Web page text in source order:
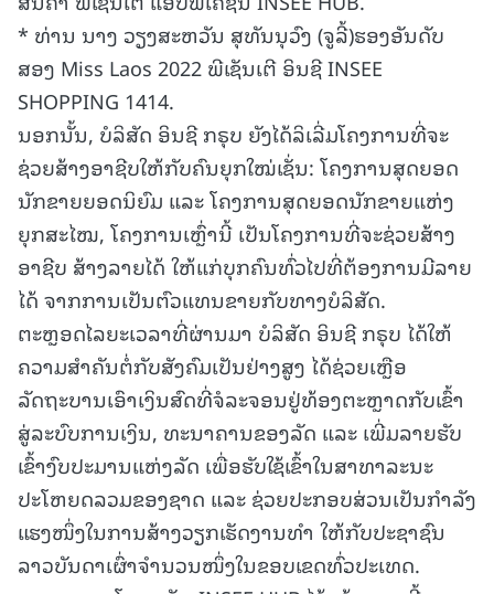
* ທ່ານ ນາງ ວຽງສະຫວັນ ສຸທັນນຸວົງ (ຈູລີ້)ຮອງອັນດັບ
ສອງ Miss Laos 2022 ພີເຊັນເຕີ ອິນຊີ INSEE
SHOPPING 1414.
ນອກນັ້ນ, ບໍລິສັດ ອິນຊີ ກຣຸບ ຍັງໄດ້ລິເລີ່ມໂຄງການທີ່ຈະ
ຊ່ວຍສ້າງອາຊີບໃຫ້ກັບຄົນຍຸກໃໝ່ເຊັ່ນ: ໂຄງການສຸດຍອດ
ນັກຂາຍຍອດນິຍົມ ແລະ ໂຄງການສຸດຍອດນັກຂາຍແຫ່ງ
ຍຸກສະໄໝ, ໂຄງການເຫຼົ່ານີ້ ເປັນໂຄງການທີ່ຈະຊ່ວຍສ້າງ
ອາຊີບ ສ້າງລາຍໄດ້ ໃຫ້ແກ່ບຸກຄົນທົ່ວໄປທີ່ຕ້ອງການມີລາຍ
ໄດ້ ຈາກການເປັນຕົວແທນຂາຍກັບທາງບໍລິສັດ.
ຕະຫຼອດໄລຍະເວລາທີ່ຜ່ານມາ ບໍລິສັດ ອິນຊີ ກຣຸບ ໄດ້ໃຫ້
ຄວາມສຳຄັນຕໍ່ກັບສັງຄົມເປັນຢ່າງສູງ ໄດ້ຊ່ວຍເຫຼືອ
ລັດຖະບານເອົາເງິນສົດທີ່ຈໍລະຈອນຢູ່ທ້ອງຕະຫຼາດກັບເຂົ້າ
ສູ່ລະບົບການເງິນ, ທະນາຄານຂອງລັດ ແລະ ເພີ່ມລາຍຮັບ
ເຂົ້າງົບປະມານແຫ່ງລັດ ເພື່ອຮັບໃຊ້ເຂົ້າໃນສາທາລະນະ
ປະໂຫຍດລວມຂອງຊາດ ແລະ ຊ່ວຍປະກອບສ່ວນເປັນກຳລັງ
ແຮງໜຶ່ງໃນການສ້າງວຽກເຮັດງານທຳ ໃຫ້ກັບປະຊາຊົນ
ລາວບັນດາເຜົ່າຈຳນວນໜຶ່ງໃນຂອບເຂດທົ່ວປະເທດ.